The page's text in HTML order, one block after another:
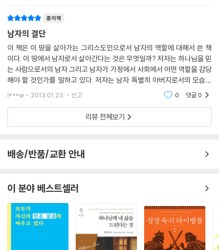
다. 그런 분은 계속해서 자신만을 위해 살면서 다음 세대에 믿음의 유산을
남겨 줄 기회를 차 버리겠지요.
온 힘을 다해 하나님을 사랑하고 자녀에게도 그 사랑을 가르치며 기회 있
을 때마다 아버지 없이 방황하는 사람들을 사랑하고 이끌어 줄 분도 있을
겁니다. 누구나 용기를 내서 이 결심에 동참하시길 원합니다.
나는 이미 집에서 결정을 내렸습니다. 우리 가정을 누가 이끌지는 이미 정
해졌습니다. 하나님의 은혜로 내가 이끌 겁니다. 누가 내 아들에게 그리스
도를 따르라고 가르칠지는 이미 정해졌습니다. 내가 가르칠 겁니다. 누가
우리 가족을 부양하고 보호할 거냐고요?
라고 누가 기도할 거냐고요? 내가 합니다. 우리 아이들에 하나님의 소명을
과감히 따르도록 누가 기도하고 축복할 거냐고요? 내가 합니다. 내가 아버
것이 내 특권입니다. 하나님의 은혜와 복이 우리 집에 임하기를 원합니다.
좋은 남자라면 누구나 그러길 원할 겁니다.
자 이제, 용감한 남자들이여, 어디 있습니까? 여호와를 경외하는 남자들이
여, 어디에 있습니까? 이제 일어서서 하나님의 부르심에 응답해야 할 때입
니다. 내가 하겠습니다. 내가 하겠습니다. 내가요! 그렇게 외쳐야 할 때입니
종이책
남자의 결단
이 책은 이 땅을 살아가는 그리스도인으로서 남자의 역할에 대해서 쓴 책
이다. 이 땅에서 남자로서 살아간다는 것은 무엇일까? 저자는 하나님을 믿
는 사람으로서의 남자 그리고 남자가 가정에서 사회에서 어떤 역할을 감당
해야 할 것인가를 말하고 있다. 저자는 남자 특별히 아버지로서의 모습에
대해서 말하고 있다. 세상은 골리앗과 같이 너무나 강하고 유혹이 많다. 그
l***w 2013.01.23. 신고 0 댓글0
리뷰 전체보기
배송/반품/교환 안내
이 분야 베스트셀러